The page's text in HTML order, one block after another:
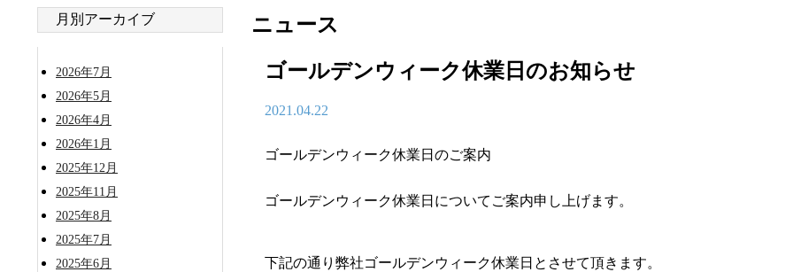
ニュース
ゴールデンウィーク休業日のお知らせ
2021.04.22
ゴールデンウィーク休業日のご案内
ゴールデンウィーク休業日についてご案内申し上げます。
下記の通り弊社ゴールデンウィーク休業日とさせて頂きます。
月別アーカイブ
2026年7月
2026年5月
2026年4月
2026年1月
2025年12月
2025年11月
2025年8月
2025年7月
2025年6月